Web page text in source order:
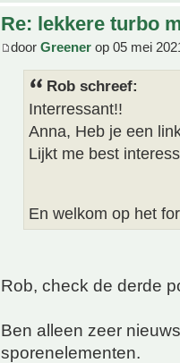
Re: lekkere turbo
door Greener op 05 mei
Rob schreef:
Interressant!!
Anna, Heb je een
Lijkt me best
En welkom op het
Rob, check de derde
Ben alleen zeer
sporenelementen.